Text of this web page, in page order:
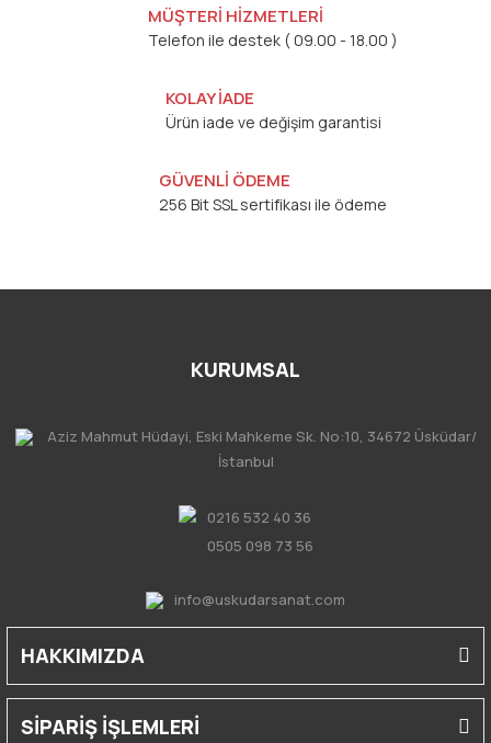
MÜŞTERİ HİZMETLERİ
Telefon ile destek ( 09.00 - 18.00 )
KOLAY İADE
Ürün iade ve değişim garantisi
GÜVENLİ ÖDEME
256 Bit SSL sertifikası ile ödeme
KURUMSAL
Aziz Mahmut Hüdayi, Eski Mahkeme Sk. No:10, 34672 Üsküdar/
İstanbul
0216 532 40 36
0505 098 73 56
info@uskudarsanat.com
HAKKIMIZDA
SİPARİŞ İŞLEMLERİ